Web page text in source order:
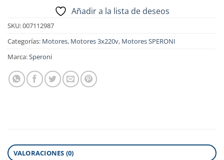
Añadir a la lista de deseos
SKU:007112987
Categorías: Motores, Motores 3x220v, Motores SPERONI
Marca:Speroni
VALORACIONES (0)